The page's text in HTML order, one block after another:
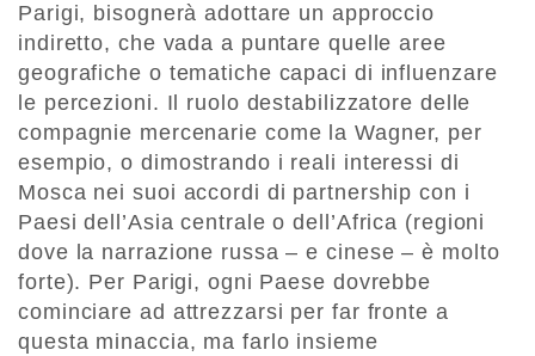
Parigi, bisognerà adottare un approccio
indiretto, che vada a puntare quelle aree
geografiche o tematiche capaci di influenzare
le percezioni. Il ruolo destabilizzatore delle
compagnie mercenarie come la Wagner, per
esempio, o dimostrando i reali interessi di
Mosca nei suoi accordi di partnership con i
Paesi dell’Asia centrale o dell’Africa (regioni
dove la narrazione russa – e cinese – è molto
forte). Per Parigi, ogni Paese dovrebbe
cominciare ad attrezzarsi per far fronte a
questa minaccia, ma farlo insieme